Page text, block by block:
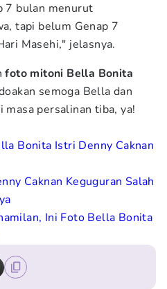
7 bulan menurut
tapi belum Genap 7
Masehi," jelasnya.
foto mitoni Bella Bonita
semoga Bella dan
masa persalinan tiba, ya!
Bonita Istri Denny Caknan
Caknan Keguguran Salah
Ini Foto Bella Bonita